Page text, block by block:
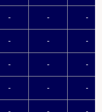
- - -
- - -
- - -
- - -